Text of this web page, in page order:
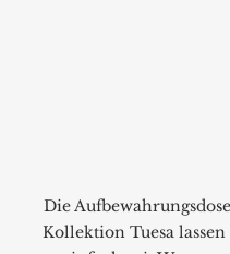
Die
Kollektion Tuesa lassen